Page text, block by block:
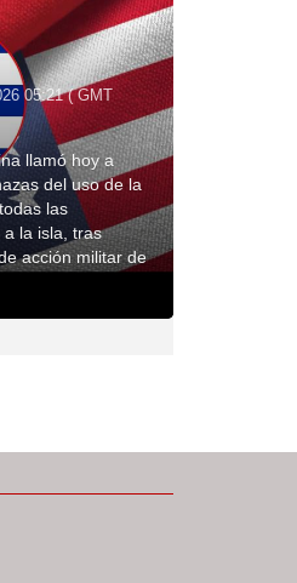
05:21 ( GMT
llamó hoy a
del uso de la
las
la isla, tras
acción militar de